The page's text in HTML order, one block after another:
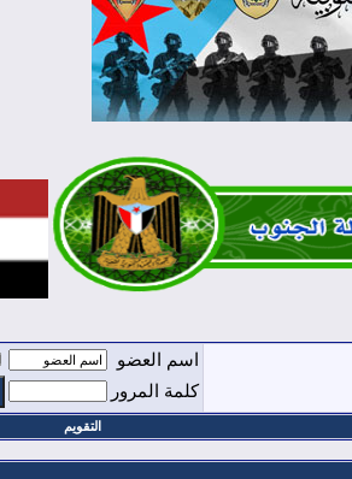
اسم العضو
كلمة المرور
التقويم